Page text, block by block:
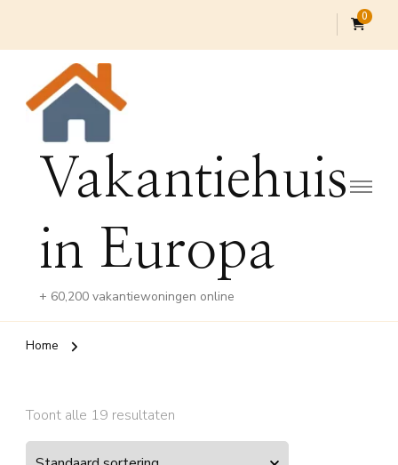
0
Vakantiehuis
in Europa
+ 60,200 vakantiewoningen online
Home
Toont alle 19 resultaten